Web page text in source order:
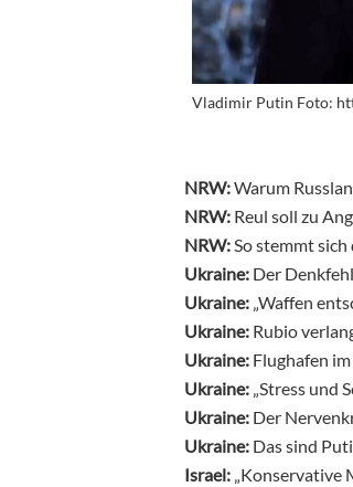
Vladimir Putin Foto:
NRW:Warum
NRW: Reul soll zu
NRW: So stemmt sich
Ukraine: Der
Ukraine: „Waffen
Ukraine: Rubio
Ukraine: Flughafen
Ukraine: „Stress und
Ukraine: Der
Ukraine: Das sind
Israel: „Konservative